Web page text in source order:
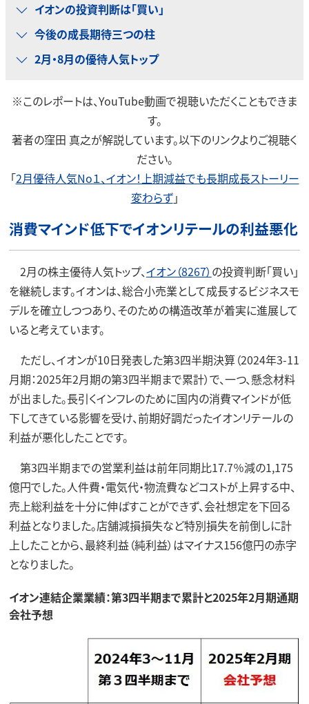
イオンの投資判断は「買い」
今後の成長期待三つの柱
2月・8月の優待人気トップ
※このレポートは、YouTube動画で視聴いただくこともできま
す。
著者の窪田 真之が解説しています。以下のリンクよりご視聴く
ださい。
「2月優待人気No１、イオン！上期減益でも長期成長ストーリー
変わらず」
消費マインド低下でイオンリテールの利益悪化
2月の株主優待人気トップ、イオン（8267） の投資判断「買い」
を継続します。イオンは、総合小売業として成長するビジネスモ
デルを確立しつつあり、そのための構造改革が着実に進展して
いると考えています。
ただし、イオンが10日発表した第3四半期決算（2024年3-11
月期：2025年2月期の第3四半期まで累計）で、一つ、懸念材料
が出ました。長引くインフレのために国内の消費マインドが低
下してきている影響を受け、前期好調だったイオンリテールの
利益が悪化したことです。
第3四半期までの営業利益は前年同期比17.7％減の1,175
億円でした。人件費・電気代・物流費などコストが上昇する中、
売上総利益を十分に伸ばすことができず、会社想定を下回る
利益となりました。店舗減損損失など特別損失を前倒しに計
上したことから、最終利益（純利益）はマイナス156億円の赤字
となりました。
イオン連結企業業績：第3四半期まで累計と2025年2月期通期
会社予想